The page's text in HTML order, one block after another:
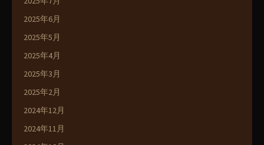
2025年6月
2025年5月
2025年4月
2025年3月
2025年2月
2024年12月
2024年11月